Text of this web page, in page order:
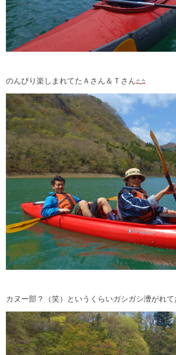
のんびり楽しまれてたＡさん＆Ｔさん
カヌー部？（笑）というくらいガシガシ漕がれ